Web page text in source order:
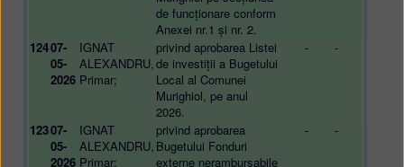
de funcționare conform
Anexei nr.1 și nr. 2.
12407-
05-
2026
IGNAT
ALEXANDRU,
Primar;
privind aprobarea Listei
de investiții a Bugetului
Local al Comunei
Murighiol, pe anul
2026.
- -
12307-
05-
2026
IGNAT
ALEXANDRU,
Primar;
privind aprobarea
Bugetului Fonduri
externe nerambursabile
- -